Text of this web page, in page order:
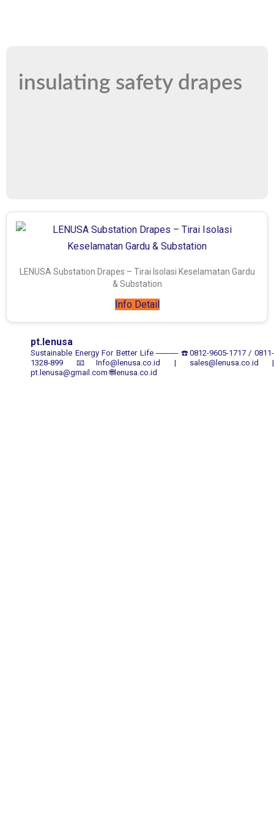
insulating safety drapes
LENUSA Substation Drapes – Tirai Isolasi Keselamatan Gardu
& Substation
Info Detail
pt.lenusa
Sustainable Energy For Better Life────☎️0812-9605-1717 / 0811-
1328-899 📧Info@lenusa.co.id | sales@lenusa.co.id |
pt.lenusa@gmail.com 🌐lenusa.co.id